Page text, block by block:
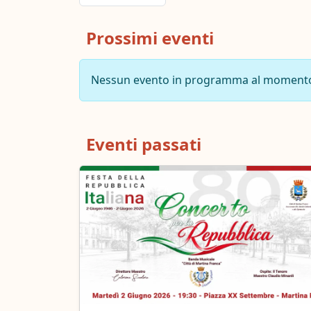
Prossimi eventi
Nessun evento in programma al
Eventi passati